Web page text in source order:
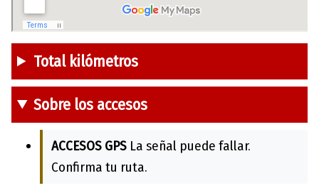
Total kilómetros
Sobre los accesos
ACCESOS GPS La señal puede fallar.
Confirma tu ruta.